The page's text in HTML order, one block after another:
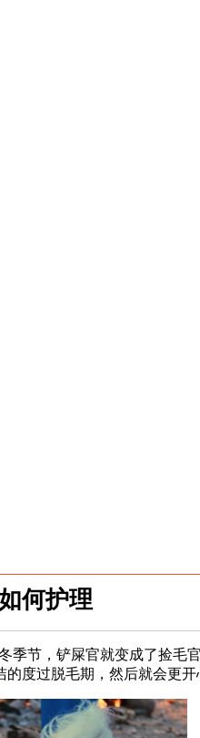
何护理
季节，铲屎官就变成了捡毛
度过脱毛期，然后就会更开